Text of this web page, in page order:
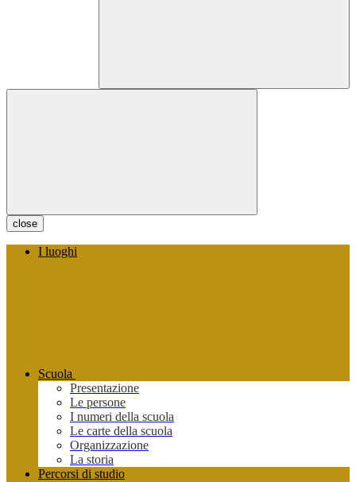
close
I luoghi
Scuola
Presentazione
Le persone
I numeri della scuola
Le carte della scuola
Organizzazione
La storia
Percorsi di studio